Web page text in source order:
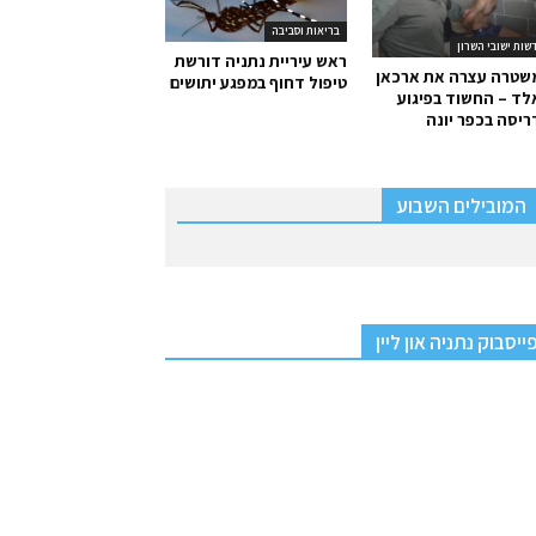
בריאות וסביבה
ראש עיריית נתניה דורשת
טיפול דחוף במפגע יתושים
ישובי השרון
עצרה את ארכאן
– החשוד בפיגוע
בכפר יונה
המובילים השבוע
פייסבוק נתניה און ליין